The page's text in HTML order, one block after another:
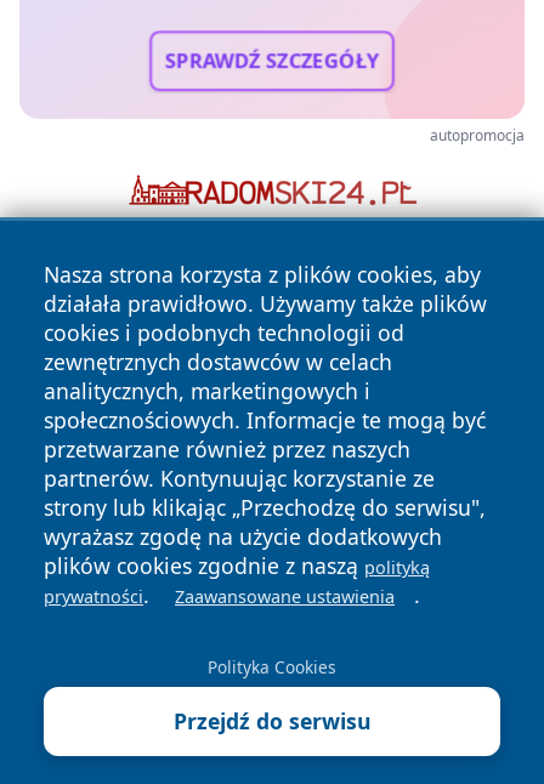
SPRAWDŹ SZCZEGÓŁY
autopromocja
Nasza strona korzysta z plików cookies, aby
działała prawidłowo. Używamy także plików
cookies i podobnych technologii od
zewnętrznych dostawców w celach
analitycznych, marketingowych i
społecznościowych. Informacje te mogą być
przetwarzane również przez naszych
partnerów. Kontynuując korzystanie ze
strony lub klikając „Przechodzę do serwisu",
wyrażasz zgodę na użycie dodatkowych
plików cookies zgodnie z naszą polityką
prywatności. Zaawansowane ustawienia .
Polityka Cookies
Przejdź do serwisu
Copyright © 2026 faktyrzeszow.pl Wszystkie prawa
zastrzeżone.
News Autorzy
Polityka
Prywatności
Polityka
Cookies